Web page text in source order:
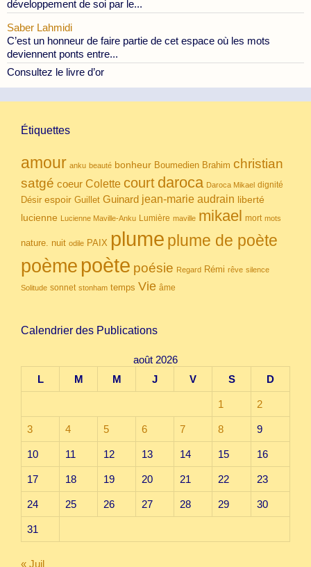
développement de soi par le...
Saber Lahmidi
C’est un honneur de faire partie de cet espace où les mots
deviennent ponts entre...
Consultez le livre d’or
Étiquettes
amour anku beauté bonheur Boumedien Brahim christian
satgé coeur Colette court daroca Daroca Mikael dignité
Désir espoir Guillet Guinard jean-marie audrain liberté
lucienne Lucienne Maville-Anku Lumière maville mikael mort mots
nature. nuit odile PAIX plume plume de poète
poème poète poésie Regard Rémi rêve silence
Solitude sonnet stonham temps Vie âme
Calendrier des Publications
août 2026
L
M M J V S D
1 2
3 4 5 6 7 8 9
10 11 12 13 14 15 16
17 18 19 20 21 22 23
24 25 26 27 28 29 30
31
« Juil